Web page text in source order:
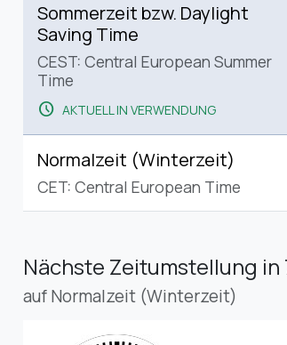
Sommerzeit bzw. Daylight
Saving Time
CEST: Central European Summer
Time
schedule AKTUELL IN VERWENDUNG
Normalzeit (Winterzeit)
CET: Central European Time
Nächste Zeitumstellung in
auf Normalzeit (Winterzeit)